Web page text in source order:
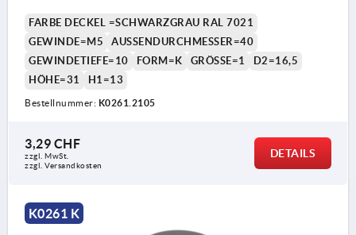
FARBE DECKEL =SCHWARZGRAU RAL 7021
GEWINDE=M5
AUSSENDURCHMESSER=40
GEWINDETIEFE=10
FORM=K GRÖSSE=1
D2=16,5
HÖHE=31
H1=13
Bestellnummer: K0261.2105
3,29 CHF
zzgl. MwSt.
zzgl. Versandkosten
DETAILS
K0261 K